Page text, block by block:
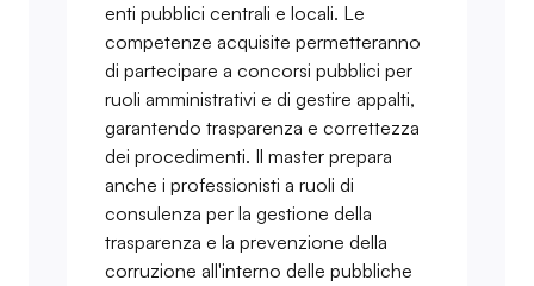
enti pubblici centrali e locali. Le
competenze acquisite permetteranno
di partecipare a concorsi pubblici per
ruoli amministrativi e di gestire appalti,
garantendo trasparenza e correttezza
dei procedimenti. Il master prepara
anche i professionisti a ruoli di
consulenza per la gestione della
trasparenza e la prevenzione della
corruzione all'interno delle pubbliche